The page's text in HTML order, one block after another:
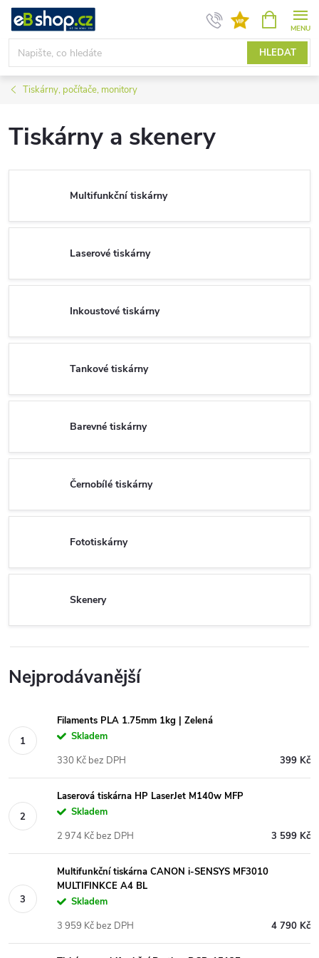
Přejít
obsah
HLEDAT
NÁKUPNÍ
KOŠÍK
Tiskárny, počítače, monitory
Tiskárny a skenery
Multifunkční tiskárny
Laserové tiskárny
Inkoustové tiskárny
Tankové tiskárny
Barevné tiskárny
Černobílé tiskárny
Fototiskárny
Skenery
Nejprodávanější
Filaments PLA 1.75mm 1kg | Zelená
Skladem
399 Kč
330 Kč bez DPH
Laserová tiskárna HP LaserJet M140w MFP
Skladem
3 599 Kč
2 974 Kč bez DPH
Multifunkční tiskárna CANON i-SENSYS MF3010
MULTIFINKCE A4 BL
Skladem
4 790 Kč
3 959 Kč bez DPH